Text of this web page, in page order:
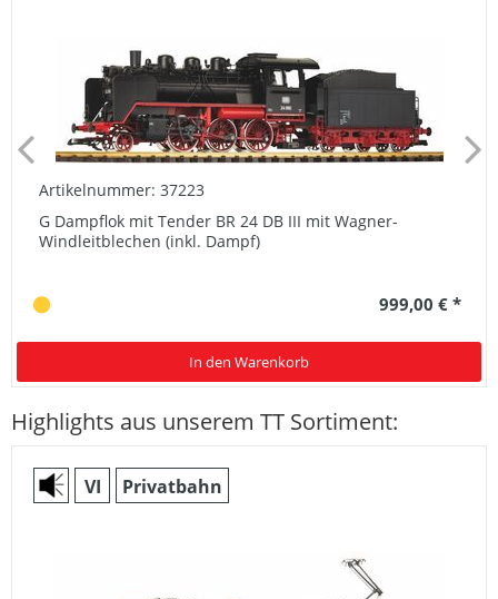
Artikelnummer: 37223
G Dampflok mit Tender BR 24 DB III mit Wagner-
Windleitblechen (inkl. Dampf)
999,00 € *
In den Warenkorb
Highlights aus unserem TT Sortiment:
VI Privatbahn